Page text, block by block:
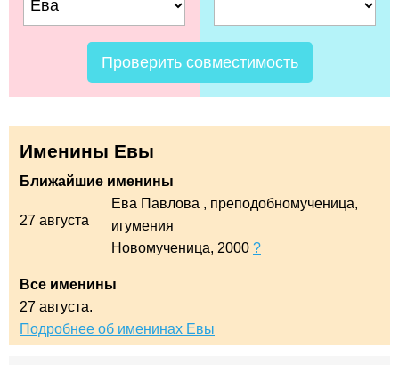
Проверить совместимость
Именины Евы
Ближайшие именины
27 августа
Ева Павлова , преподобномученица,
игумения
Новомученица, 2000 ?
Все именины
27 августа.
Подробнее об именинах Евы